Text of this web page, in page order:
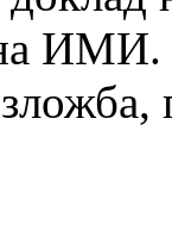
ИМИ.